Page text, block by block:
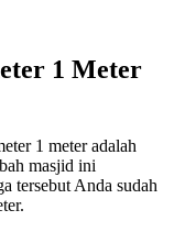
1 Meter
1 meter adalah
masjid ini
tersebut Anda sudah